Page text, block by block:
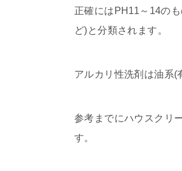
正確にはPH11～14の
ど)と分類されます。
アルカリ性洗剤は油系(
参考までにハウスクリ
す。